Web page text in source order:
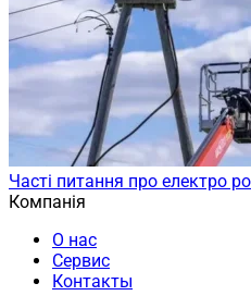
Часті питання про електро
Компанія
О нас
Сервис
Контакты